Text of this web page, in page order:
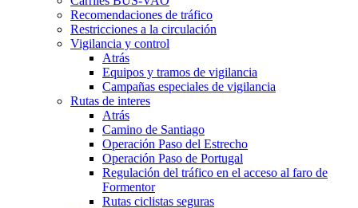
Recomendaciones de tráfico
Restricciones a la circulación
Vigilancia y control
Atrás
Equipos y tramos de vigilancia
Campañas especiales de vigilancia
Rutas de interes
Atrás
Camino de Santiago
Operación Paso del Estrecho
Operación Paso de Portugal
Regulación del tráfico en el acceso al faro de
Formentor
Rutas ciclistas seguras